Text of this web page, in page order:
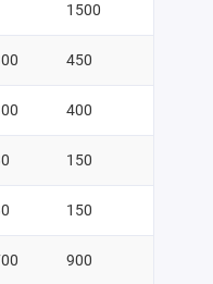
1500
450
400
150
150
900